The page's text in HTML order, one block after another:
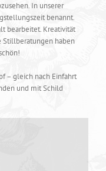
In unserer
benannt.
bearbeitet. Kreativität
Stillberatungen haben
– gleich nach Einfahrt
und mit Schild